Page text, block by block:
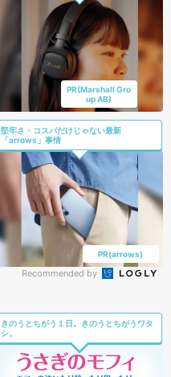
PR(Marshall Gro
up AB)
堅牢さ・コスパだけじゃない最新
「arrows」事情
PR(arrows)
Recommended by
きのうとちがう１日。きのうとちがうワタ
シ。